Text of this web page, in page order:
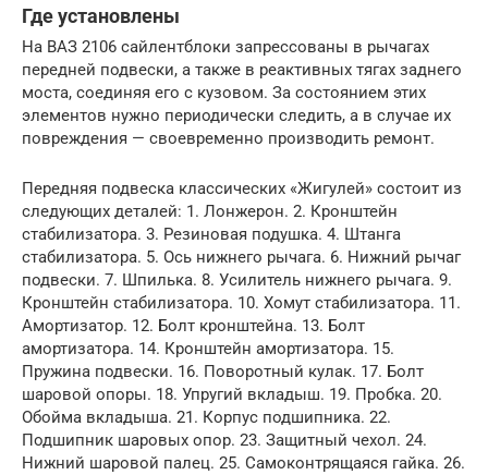
Где установлены
На ВАЗ 2106 сайлентблоки запрессованы в рычагах
передней подвески, а также в реактивных тягах заднего
моста, соединяя его с кузовом. За состоянием этих
элементов нужно периодически следить, а в случае их
повреждения — своевременно производить ремонт.
Передняя подвеска классических «Жигулей» состоит из
следующих деталей: 1. Лонжерон. 2. Кронштейн
стабилизатора. 3. Резиновая подушка. 4. Штанга
стабилизатора. 5. Ось нижнего рычага. 6. Нижний рычаг
подвески. 7. Шпилька. 8. Усилитель нижнего рычага. 9.
Кронштейн стабилизатора. 10. Хомут стабилизатора. 11.
Амортизатор. 12. Болт кронштейна. 13. Болт
амортизатора. 14. Кронштейн амортизатора. 15.
Пружина подвески. 16. Поворотный кулак. 17. Болт
шаровой опоры. 18. Упругий вкладыш. 19. Пробка. 20.
Обойма вкладыша. 21. Корпус подшипника. 22.
Подшипник шаровых опор. 23. Защитный чехол. 24.
Нижний шаровой палец. 25. Самоконтрящаяся гайка. 26.